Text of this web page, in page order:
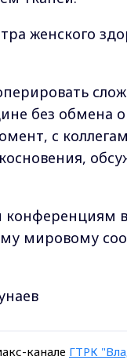
женского
без обмена
с
мировому
канале ГТРК